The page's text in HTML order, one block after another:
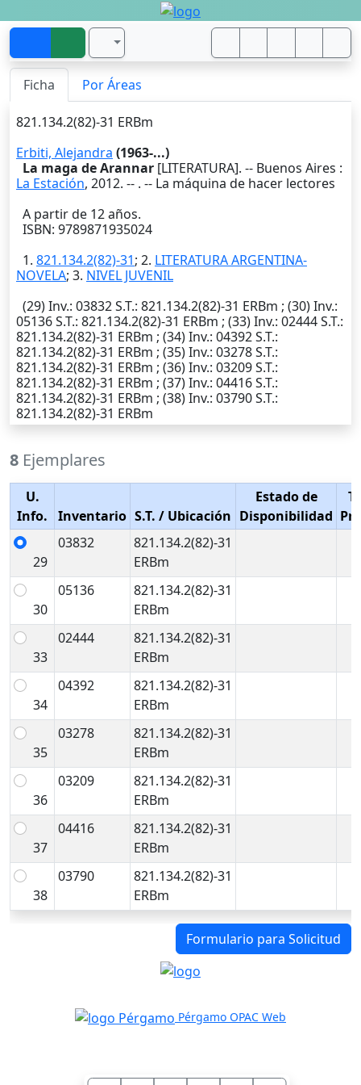
Ficha Por Áreas
821.134.2(82)-31 ERBm
Erbiti, Alejandra (1963-...)
La maga de Arannar [LITERATURA]. -- Buenos Aires :
La Estación, 2012. -- . -- La máquina de hacer lectores
A partir de 12 años.
ISBN: 9789871935024
1. 821.134.2(82)-31; 2. LITERATURA ARGENTINA-
NOVELA; 3. NIVEL JUVENIL
(29)Inv.: 03832S.T.: 821.134.2(82)-31 ERBm ; (30)Inv.:
05136S.T.: 821.134.2(82)-31 ERBm ; (33)Inv.: 02444S.T.:
821.134.2(82)-31 ERBm ; (34)Inv.: 04392S.T.:
821.134.2(82)-31 ERBm ; (35)Inv.: 03278S.T.:
821.134.2(82)-31 ERBm ; (36)Inv.: 03209S.T.:
821.134.2(82)-31 ERBm ; (37)Inv.: 04416S.T.:
821.134.2(82)-31 ERBm ; (38)Inv.: 03790S.T.:
821.134.2(82)-31 ERBm
8 Ejemplares
U.
Info.
Inventario S.T. / Ubicación
Estado de
Disponibilidad
29
03832
821.134.2(82)-31
ERBm
30
05136
821.134.2(82)-31
ERBm
33
02444
821.134.2(82)-31
ERBm
34
04392
821.134.2(82)-31
ERBm
35
03278
821.134.2(82)-31
ERBm
36
03209
821.134.2(82)-31
ERBm
37
04416
821.134.2(82)-31
ERBm
38
03790
821.134.2(82)-31
ERBm
Formulario para Solicitud
Pérgamo OPAC Web